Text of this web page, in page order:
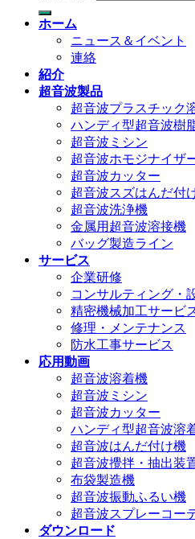
ホーム
ニュース＆イベント
連絡
紹介
超音波製品
超音波プラスチック
ハンディ型超音波樹
超音波ミシン
超音波ホモジナイザ
超音波カッター
超音波スズはんだ付
超音波洗浄機
金属用超音波溶接機
バッグ製造ライン
サービス
企業研修
コンサルティング・
精密機械加工サービ
修理・メンテナンス
防水工事サービス
応用動画
超音波溶着機
超音波ミシン
超音波カッター
ハンディ型超音波溶
超音波はんだ付け機
超音波攪拌・抽出装
布袋製造機
超音波振動ふるい機
超音波スプレーコー
ダウンロード